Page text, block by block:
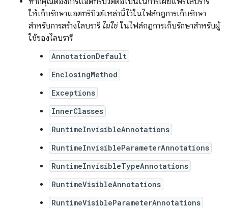
ให้เก็บรักษาแอตทริบิวต์เหล่านี้ไว้ในไฟล์กฎการเก็บรักษา
สำหรับการสร้างไลบรารี ไม่ใช่ ในไฟล์กฎการเก็บรักษาสำหรับผู้
ใช้ของไลบรารี
AnnotationDefault
EnclosingMethod
Exceptions
InnerClasses
RuntimeInvisibleAnnotations
RuntimeInvisibleParameterAnnotations
RuntimeInvisibleTypeAnnotations
RuntimeVisibleAnnotations
RuntimeVisibleParameterAnnotations